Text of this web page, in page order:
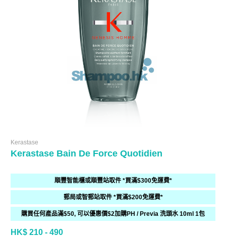
Kerastase
Kerastase Bain De Force Quotidien
順豐智能櫃或順豐站取件 *買滿$300免運費*
郵局或智郵站取件 *買滿$200免運費*
購買任何產品滿$50, 可以優惠價$2加購PH / Previa 洗頭水 10ml 1包
HK$ 210 - 490